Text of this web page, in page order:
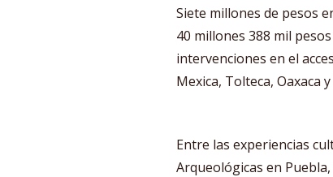
Siete millones de pesos
40 millones 388 mil
intervenciones en el
Mexica, Tolteca, Oaxaca
Entre las experiencias
Arqueológicas en